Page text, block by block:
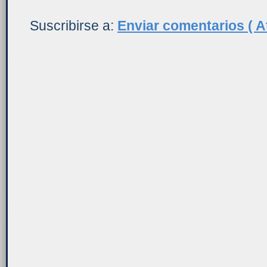
Suscribirse a: Enviar comentarios (